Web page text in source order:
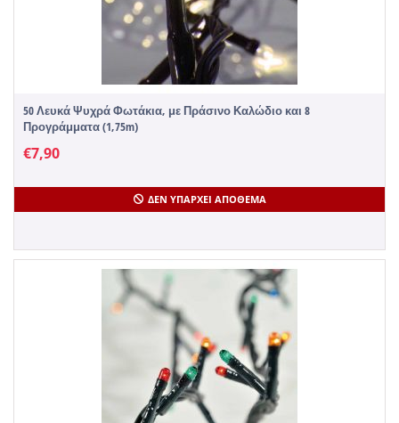
50 Λευκά Ψυχρά Φωτάκια, με Πράσινο Καλώδιο και 8
Προγράμματα (1,75m)
€7,90
ΔΕΝ ΥΠΆΡΧΕΙ ΑΠΌΘΕΜΑ